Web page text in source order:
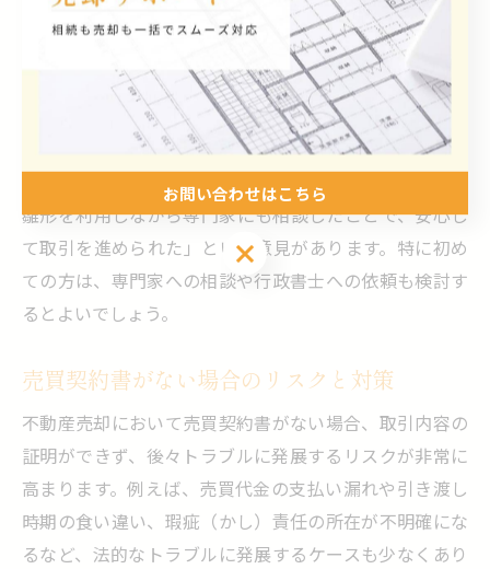
き渡し日・手付解除・ローン特約・違約金・所有権移
転・抵当権抹消など、取引の根幹部分が全て記載されて
いるかを確認します。また、トラブルを避けるために
も、契約解除や特約条項の内容を明確にしておくことが
実際に個人間で売却を行った方の声として、「契約書の
雛形を利用しながら専門家にも相談したことで、安心し
て取引を進められた」という意見があります。特に初め
ての方は、専門家への相談や行政書士への依頼も検討す
るとよいでしょう。
売買契約書がない場合のリスクと対策
不動産売却において売買契約書がない場合、取引内容の
証明ができず、後々トラブルに発展するリスクが非常に
高まります。例えば、売買代金の支払い漏れや引き渡し
時期の食い違い、瑕疵（かし）責任の所在が不明確にな
るなど、法的なトラブルに発展するケースも少なくあり
お問い合わせはこちら